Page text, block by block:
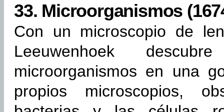
33. Microorganismos
Con un microscopio de
Leeuwenhoek
microorganismos en una
propios microscopios,